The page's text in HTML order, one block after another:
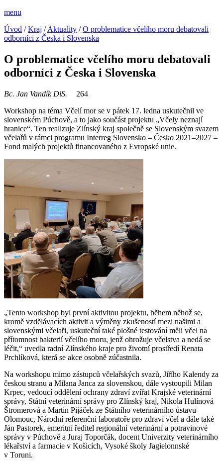
menu
Úvod /Kraj /Aktuality /O problematice včelího moru debatovali
odborníci z Česka i Slovenska
O problematice včelího moru debatovali
odborníci z Česka i Slovenska
Bc. Jan Vandík DiS.
264
Workshop na téma Včelí mor se v pátek 17. ledna uskutečnil ve
slovenském Púchově, a to jako součást projektu „Včely neznají
hranice“. Ten realizuje Zlínský kraj společně se Slovenským svazem
včelařů v rámci programu Interreg Slovensko – Česko 2021–2027 –
Fond malých projektů financovaného z Evropské unie.
„Tento workshop byl první aktivitou projektu, během něhož se,
kromě vzdělávacích aktivit a výměny zkušeností mezi našimi a
slovenskými včelaři, uskuteční také plošné testování měli včel na
přítomnost bakterií včelího moru, jenž ohrožuje včelstva a nedá se
léčit,“ uvedla radní Zlínského kraje pro životní prostředí Renata
Prchlíková, která se akce osobně zúčastnila.
Na workshopu mimo zástupců včelařských svazů, Jiřího Kalendy za
českou stranu a Milana Janca za slovenskou, dále vystoupili Milan
Krpec, vedoucí oddělení ochrany zdraví zvířat Krajské veterinární
správy, Státní veterinární správy pro Zlínský kraj, Nikola Hulínová
Štromerová a Martin Pijáček ze Státního veterinárního ústavu
Olomouc, Národní referenční laboratoře pro zdraví včel a dále také
Ján Pastorek, emeritní ředitel regionální veterinární a potravinové
správy v Púchově a Juraj Toporčák, docent Univerzity veterinárního
lékařství a farmacie v Košicích, Vysoké školy Jagielonnské
v Toruni.